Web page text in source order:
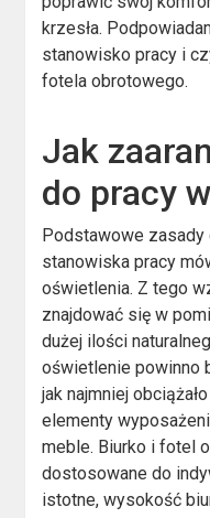
krzesła.
stanowisko pracy i
fotela obrotowego.
Jak
do pracy
Podstawowe
stanowiska pracy
oświetlenia. Z tego
znajdować się w
dużej ilości
oświetlenie powinno
jak najmniej
elementy
meble. Biurko i fotel
dostosowane do
istotne, wysokość